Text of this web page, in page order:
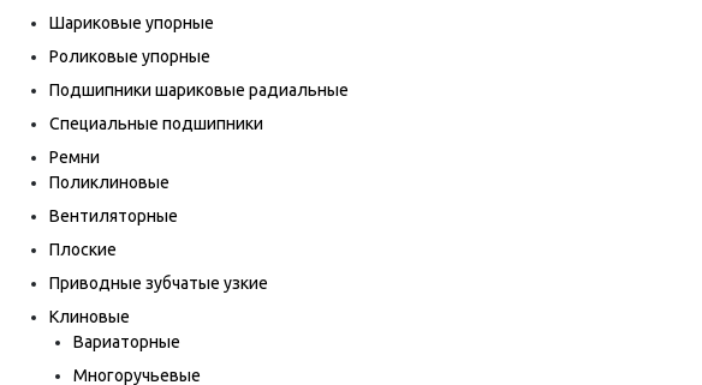
Шариковые упорные
Роликовые упорные
Подшипники шариковые радиальные
Специальные подшипники
Ремни
Поликлиновые
Вентиляторные
Плоские
Приводные зубчатые узкие
Клиновые
Вариаторные
Многоручьевые